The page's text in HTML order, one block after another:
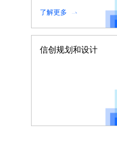
了解更多
信创规划和设计